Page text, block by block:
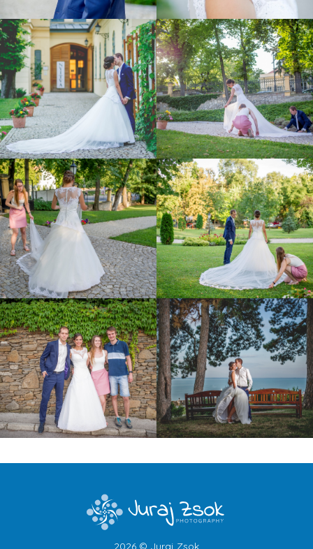
2026 © Juraj Zsok